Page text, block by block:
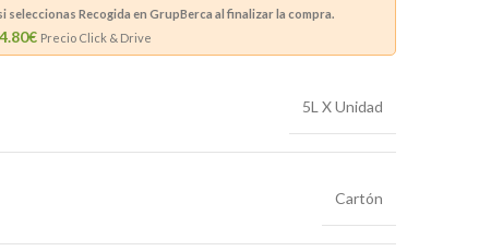
seleccionas Recogida en GrupBerca al finalizar la compra.
Precio Click & Drive
5L X Unidad
Cartón